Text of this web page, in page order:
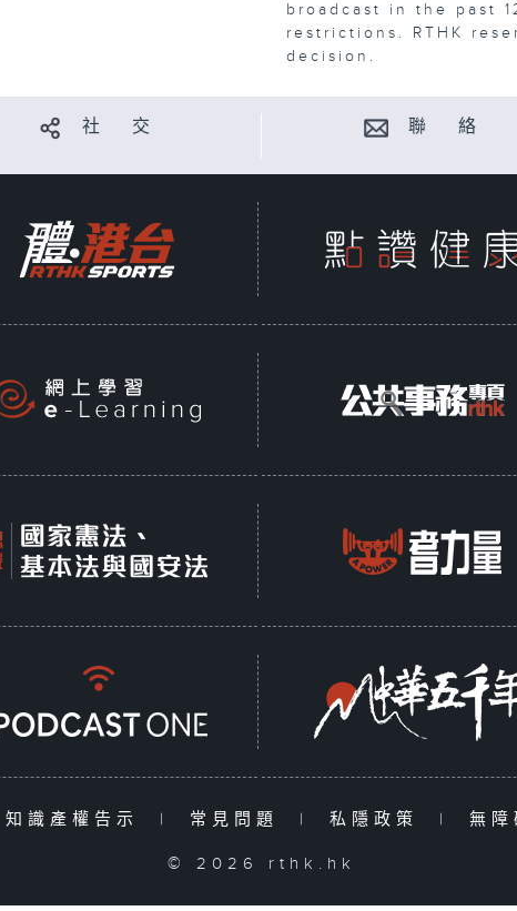
broadcast in the past
restrictions. RTHK
decision.
社 交 聯 絡
知識產權告示 | 常見問題 | 私隱政策 | 無
© 2026 rthk.hk